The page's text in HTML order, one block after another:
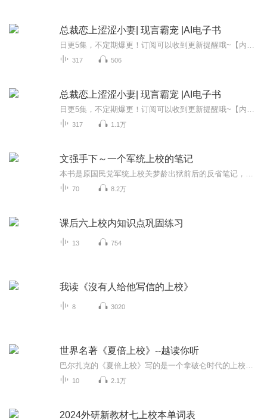
总裁恋上涩涩小妻| 现言霸宠 |AI电子书
317 506
总裁恋上涩涩小妻| 现言霸宠 |AI电子书
317 1.1万
文强手下～一个军统上校的笔记
70 8.2万
课后六上校内知识点巩固练习
13 754
我读《沒有人给他写信的上校》
8 3020
世界名著《夏倍上校》--越读你听
10 2.1万
2024外研新教材七上校本单词表